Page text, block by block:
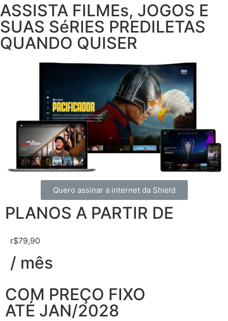
ASSISTA FILMEs, JOGOS E
SUAS SéRIES PREDILETAS
QUANDO QUISER
Quero assinar a internet da Shield
PLANOS A PARTIR DE
r$79,90
/ mês
COM PREÇO FIXO
ATÉ JAN/2028